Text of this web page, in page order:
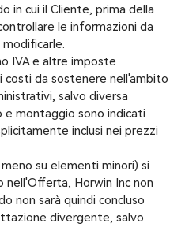
in cui il Cliente, prima della
le informazioni da
IVA e altre imposte
da sostenere nell'ambito
salvo diversa
e montaggio sono indicati
inclusi nei prezzi
su elementi minori) si
nell'Offerta, Horwin Inc non
non sarà quindi concluso
divergente, salvo